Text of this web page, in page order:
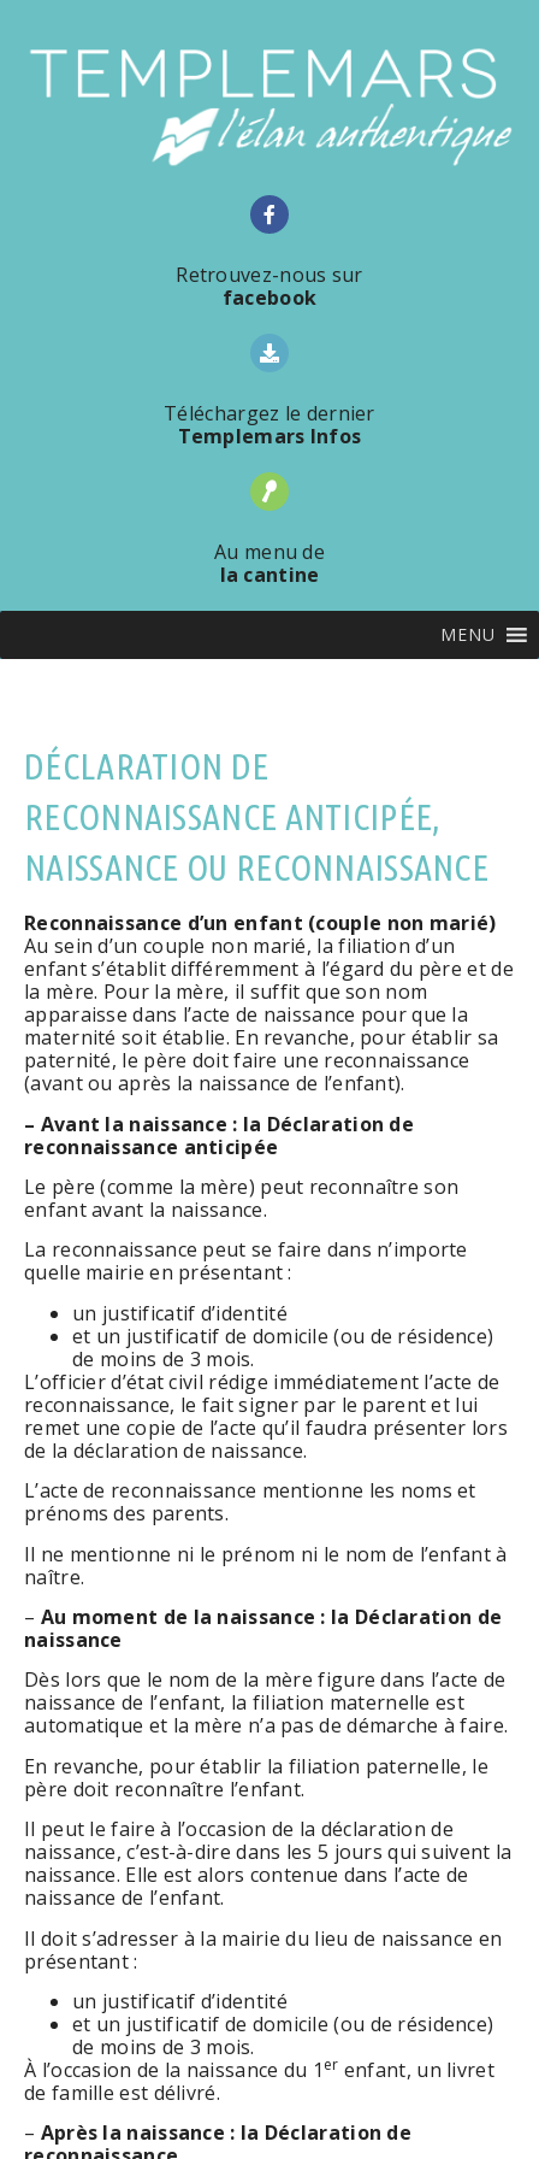
Retrouvez-nous sur
facebook
Téléchargez le dernier
Templemars Infos
Au menu de
la cantine
MENU
DÉCLARATION DE
RECONNAISSANCE ANTICIPÉE,
NAISSANCE OU RECONNAISSANCE
Reconnaissance d’un enfant (couple non marié)
Au sein d’un couple non marié, la filiation d’un
enfant s’établit différemment à l’égard du père et de
la mère. Pour la mère, il suffit que son nom
apparaisse dans l’acte de naissance pour que la
maternité soit établie. En revanche, pour établir sa
paternité, le père doit faire une reconnaissance
(avant ou après la naissance de l’enfant).
– Avant la naissance : la Déclaration de
reconnaissance anticipée
Le père (comme la mère) peut reconnaître son
enfant avant la naissance.
La reconnaissance peut se faire dans n’importe
quelle mairie en présentant :
un justificatif d’identité
et un justificatif de domicile (ou de résidence)
de moins de 3 mois.
L’officier d’état civil rédige immédiatement l’acte de
reconnaissance, le fait signer par le parent et lui
remet une copie de l’acte qu’il faudra présenter lors
de la déclaration de naissance.
L’acte de reconnaissance mentionne les noms et
prénoms des parents.
Il ne mentionne ni le prénom ni le nom de l’enfant à
naître.
– Au moment de la naissance : la Déclaration de
naissance
Dès lors que le nom de la mère figure dans l’acte de
naissance de l’enfant, la filiation maternelle est
automatique et la mère n’a pas de démarche à faire.
En revanche, pour établir la filiation paternelle, le
père doit reconnaître l’enfant.
Il peut le faire à l’occasion de la déclaration de
naissance, c’est-à-dire dans les 5 jours qui suivent la
naissance. Elle est alors contenue dans l’acte de
naissance de l’enfant.
Il doit s’adresser à la mairie du lieu de naissance en
présentant :
un justificatif d’identité
et un justificatif de domicile (ou de résidence)
de moins de 3 mois.
À l’occasion de la naissance du 1 er enfant, un livret
de famille est délivré.
– Après la naissance : la Déclaration de